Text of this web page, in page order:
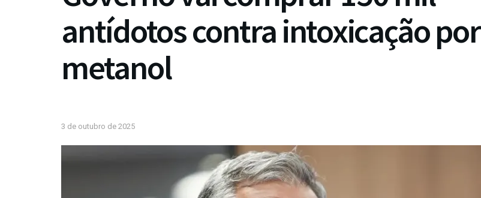
antídotos contra intoxicação por
metanol
3 de outubro de 2025